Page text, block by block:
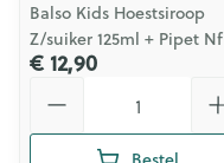
Balso Kids Hoestsiroop
Z/suiker 125ml + Pipet Nf
€ 12,90